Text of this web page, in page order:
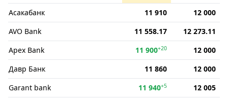
Асакабанк
11 910
12 000
AVO Bank
11 558.17
12 273.11
Apex Bank
11 900+20
12 000
Давр Банк
11 860
12 000
Garant bank
11 940+5
12 005